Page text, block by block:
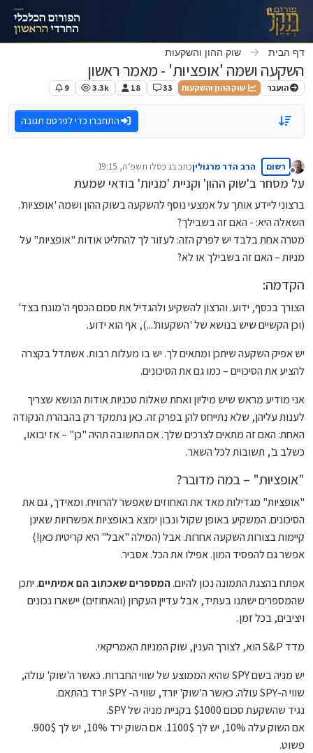
דילוג לתוכן
דף הבית שוק ההון והשקעות
השקעה ושמה 'אופציות' - מאמר ראשון
הועבר שוק ההון והשקעות 33
18
3.3k
9
התחברו כדי לפרסם תגובה
מנותק
רשום הרב הדר מרגוליןכתב בג כסלו תשפ״ה, 19:15
נערך לאחרונה על ידי
על מסחר ב'שוק ההון' וקניית 'מניות' בודאי שמעת
ברצוני ליידע אותך על אמצעי נוסף להשקעה בשוק ההון ושמה 'אופציות'.
השאלה היא: - האם זה בשבילך?
מטרה אחת בלבד יש לפרק הזה: לעזור לך להחליט אודות "אופציות" על
מניות – האם זה בשבילך או לא?
הקדמה:
הצורך בכסף, ידוע. והרצון להשקיע ולהגדיל את סכום הכסף ה'מונח בצד'
(וכן הקשיים שיש בנושא של 'השקעות'...), אף הוא ידוע.
יש אפיק השקעה שיתכן ומתאים לך. יש בו מעלות רבות. אשתדל בקצרה
להציע את הסיכויים – כמו גם את הסיכונים.
אני מודיע מראש שיש מיליון ואחת שאלות טכניות אודות הנושא שצריך
לענות עליהן, שלא נתייחס להן בפרק זה. כאן נתמקד רק בהבהרת הנקודה
האחת: האם זה מתאים לצרכים שלך. אם התשובה תהיה "כן" – אז יבואו,
כשלב ב', תשובות לכל השאר.
"אופציות" – במה מדובר?
"אופציות" מגדילות מאד את האחוזים שאפשר להרוויח. ומאידך, גם את
הסיכונים. המשקיע באופן שקול ונבון ימצא באופציות אפשרויות שאינן
קיימות בצורות השקעה אחרות. אבל (המילה "אבל" היא קריטית כאן!)
אפשר גם להפסיד המון. אפילו את הכל. אסביר.
אפתח בהצגת התמונה נכון להיום.המספרים שאכתוב הם אמיתיים. יתכן
שהמספרים ישתנו בעתיד, אבל עדיין העקרון (והאחוזים) יישארו נכונים
ויציבים, בכל זמן.
מדד S&P הוא, לצורך הענין, שוק המניות האמריקאי.
יש מניה בשם SPY שהיא הממוצע של שווי החברות. כאשר ה'שוק' עולה,
שווי ה-SPY עולה. כאשר ה'שוק' יורד, שווי ה- SPY יורד בהתאם.
נגיד שהשקעת סכום $1000 בקניית מניה של SPY.
אם השוק עלה 10%, יש לך 1100$. אם השוק ירד 10%, יש לך 900$.
פשוט.